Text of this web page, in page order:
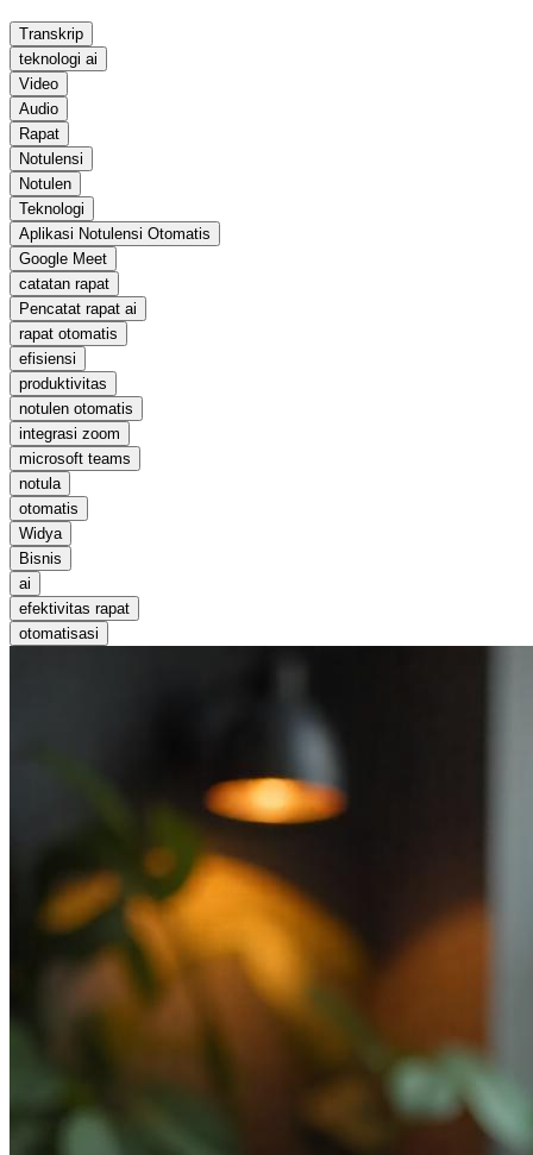
Transkrip
teknologi ai
Video
Audio
Rapat
Notulensi
Notulen
Teknologi
Aplikasi Notulensi Otomatis
Google Meet
catatan rapat
Pencatat rapat ai
rapat otomatis
efisiensi
produktivitas
notulen otomatis
integrasi zoom
microsoft teams
notula
otomatis
Widya
Bisnis
ai
efektivitas rapat
otomatisasi